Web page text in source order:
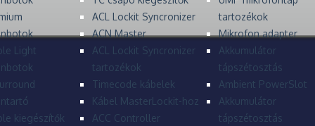
Light
kiegészítők
ACL Lockit Syncronizer
ACN Master
ACL Lockit Syncronizer
tartozékok
Timecode kábelek
Kábel MasterLockit-hoz
ACC Controller
tartozékok
Mikrofon adapter
Akkumulátor
tápszétosztás
Ambient PowerSlot
Akkumulátor
tápszétosztás